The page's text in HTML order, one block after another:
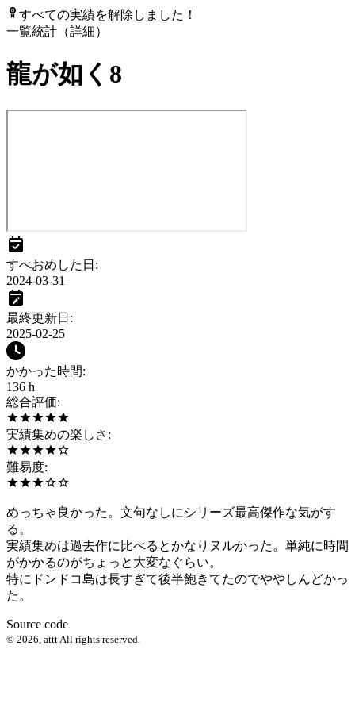
すべての実績を解除しました！
一覧統計（詳細）
龍が如く8
すべおめした日 :
2024-03-31
最終更新日 :
2025-02-25
かかった時間:
136 h
総合評価:
実績集めの楽しさ :
難易度:
めっちゃ良かった。文句なしにシリーズ最高傑作な気がす
る。
実績集めは過去作に比べるとかなりヌルかった。単純に時間
がかかるのがちょっと大変なぐらい。
特にドンドコ島は長すぎて後半飽きてたのでややしんどかっ
た。
Source code
© 2026 attt All rights reserved.